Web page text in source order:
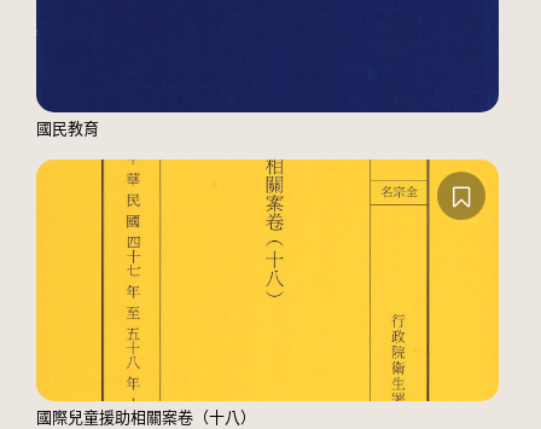
國民教育
國際兒童援助相關案卷（十八）